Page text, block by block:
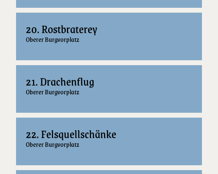
20. Rostbraterey
Oberer Burgvorplatz
21. Drachenflug
Oberer Burgvorplatz
22. Felsquellschänke
Oberer Burgvorplatz